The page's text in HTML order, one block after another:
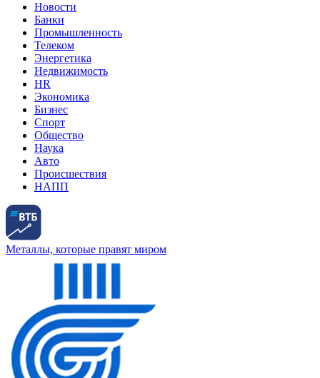
Новости
Банки
Промышленность
Телеком
Энергетика
Недвижимость
HR
Экономика
Бизнес
Спорт
Общество
Наука
Авто
Происшествия
НАПП
Металлы, которые правят миром